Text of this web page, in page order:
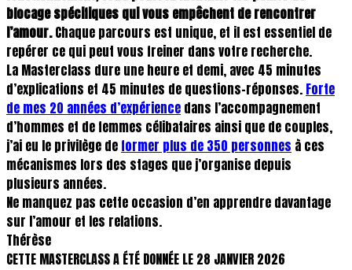
blocage spécifiques qui vous empêchent de rencontrer
l’amour.Chaque parcours est unique, et il est essentiel de
repérer ce qui peut vous freiner dans votre recherche.
La Masterclass dure une heure et demi, avec 45 minutes
d’explications et 45 minutes de questions-réponses. Forte
de mes 20 années d’expérience dans l’accompagnement
d’hommes et de femmes célibataires ainsi que de couples,
j’ai eu le privilège de former plus de 350 personnes à ces
mécanismes lors des stages que j’organise depuis
plusieurs années.
Ne manquez pas cette occasion d’en apprendre davantage
sur l’amour et les relations.
Thérèse
CETTE MASTERCLASS A ÉTÉ DONNÉE LE 28 JANVIER 2026